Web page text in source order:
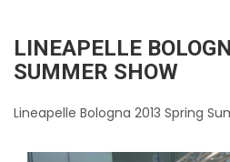
LINEAPELLE
SUMMER SHOW
Lineapelle Bologna 2013 Spring